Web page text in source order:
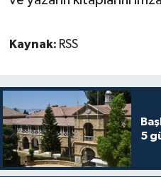
Kaynak: RSS
5